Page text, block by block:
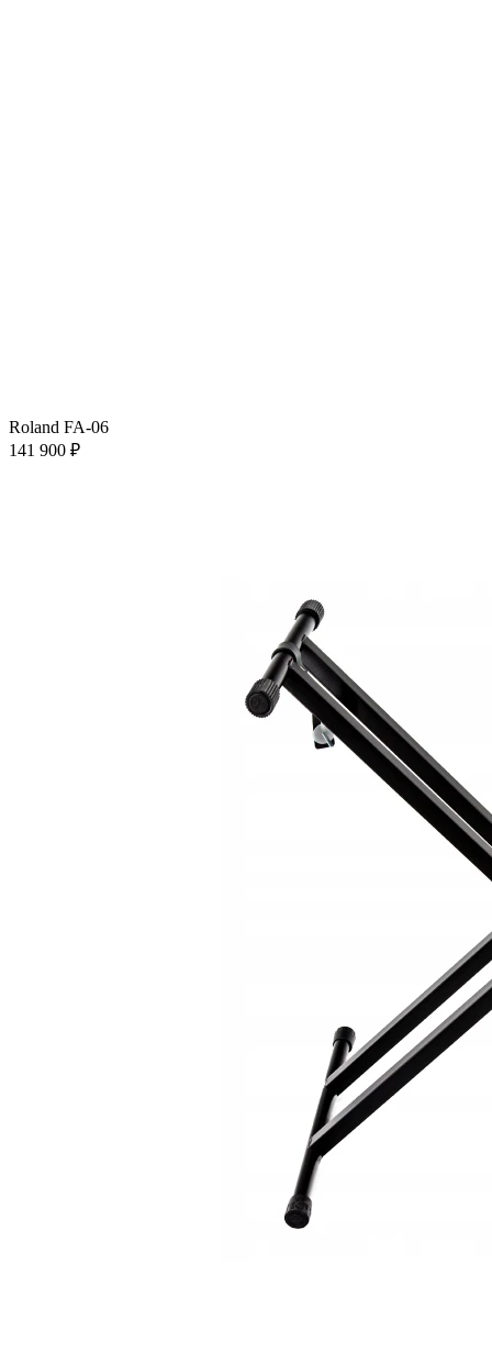
Roland FA-06
141 900 ₽